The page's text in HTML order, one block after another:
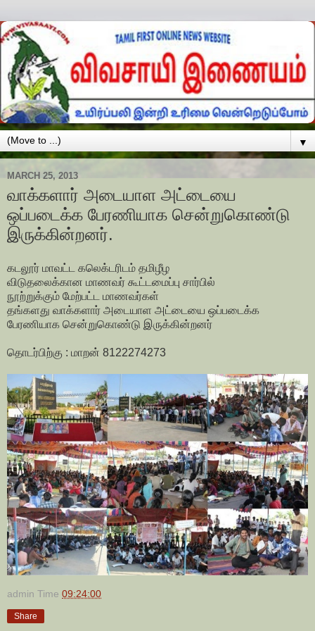
▼
MARCH 25, 2013
வாக்களார் அடையாள அட்டையை
ஒப்படைக்க பேரணியாக சென்றுகொண்டு
இருக்கின்றனர்.
கடலூர் மாவட்ட கலெக்டரிடம் தமிழீழ
விடுதலைக்கான மாணவர் கூட்டமைப்பு சார்பில்
நூற்றுக்கும் மேற்பட்ட மாணவர்கள்
தங்களது வாக்களார் அடையாள அட்டையை ஒப்படைக்க
பேரணியாக சென்றுகொண்டு இருக்கின்றனர்
தொடர்பிற்கு : மாறன் 8122274273
admin Time 09:24:00
Share